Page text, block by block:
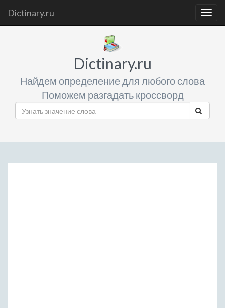
Dictinary.ru
Dictinary.ru
Найдем определение для любого слова
Поможем разгадать кроссворд